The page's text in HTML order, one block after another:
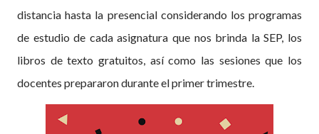
distancia hasta la presencial considerando los programas
de estudio de cada asignatura que nos brinda la SEP, los
libros de texto gratuitos, así como las sesiones que los
docentes prepararon durante el primer trimestre.